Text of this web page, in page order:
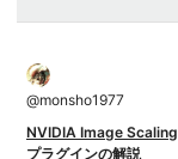
@monsho1977
NVIDIA Image Scaling
プラグインの解説